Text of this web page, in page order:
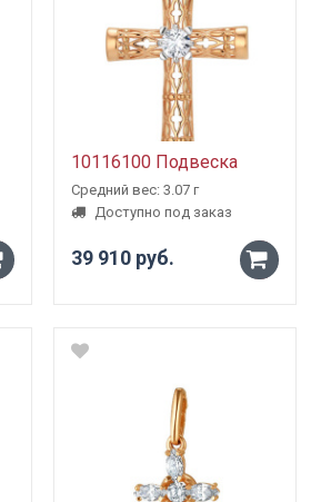
10116100 Подвеска
Средний вес: 3.07 г
Доступно под заказ
39 910 руб. -